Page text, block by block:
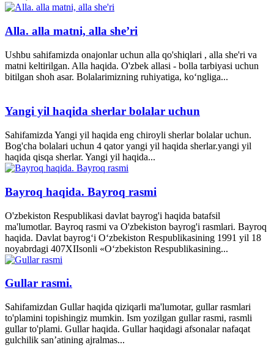
Alla. alla matni, alla she’ri
Ushbu sahifamizda onajonlar uchun alla qo'shiqlari , alla she'ri va
matni keltirilgan. Alla haqida. O'zbek allasi - bolla tarbiyasi uchun
bitilgan shoh asar. Bolalarimizning ruhiyatiga, ko‘ngliga...
Yangi yil haqida sherlar bolalar uchun
Sahifamizda Yangi yil haqida eng chiroyli sherlar bolalar uchun.
Bog'cha bolalari uchun 4 qator yangi yil haqida sherlar.yangi yil
haqida qisqa sherlar. Yangi yil haqida...
Bayroq haqida. Bayroq rasmi
O'zbekiston Respublikasi davlat bayrog'i haqida batafsil
ma'lumotlar. Bayroq rasmi va O'zbekiston bayrog'i rasmlari. Bayroq
haqida. Davlat bayrog‘i O‘zbekiston Respublikasining 1991 yil 18
noyabrdagi 407­XII­sonli «O‘zbekiston Respublikasining...
Gullar rasmi.
Sahifamizdan Gullar haqida qiziqarli ma'lumotar, gullar rasmlari
to'plamini topishingiz mumkin. Ism yozilgan gullar rasmi, rasmli
gullar to'plami. Gullar haqida. Gullar haqidagi afsonalar nafaqat
gulchilik san’atining ajralmas...